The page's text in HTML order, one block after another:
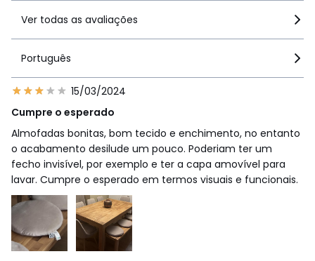
Ver todas as avaliações
Português
15/03/2024
Cumpre o esperado
Almofadas bonitas, bom tecido e enchimento, no entanto
o acabamento desilude um pouco. Poderiam ter um
fecho invisível, por exemplo e ter a capa amovível para
lavar. Cumpre o esperado em termos visuais e funcionais.